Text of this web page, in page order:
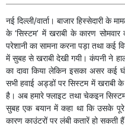
नई दिल्ली/वार्ता। बाजार हिस्सेदारी के
के ‘सिस्टम’ में खराबी के कारण सोमवार
परेशानी का सामना करना पड़ा तथा कई
में सुबह से खराबी देखी गयी। कंपनी ने
का दावा किया लेकिन इसका असर कई
सभी हवाई अड्डों पर सिस्टम में खराबी
है। अब हमारे फ्लाइट तथा चेकइन
सुबह एक बयान में कहा था कि उसके
कारण काउंटरों पर लंबी कतारें हो सकती